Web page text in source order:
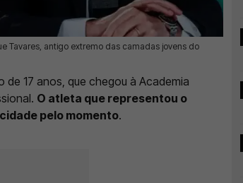
Tavares, antigo extremo das camadas jovens do
de 17 anos, que chegou à Academia
O atleta que representou o
pelo momento.